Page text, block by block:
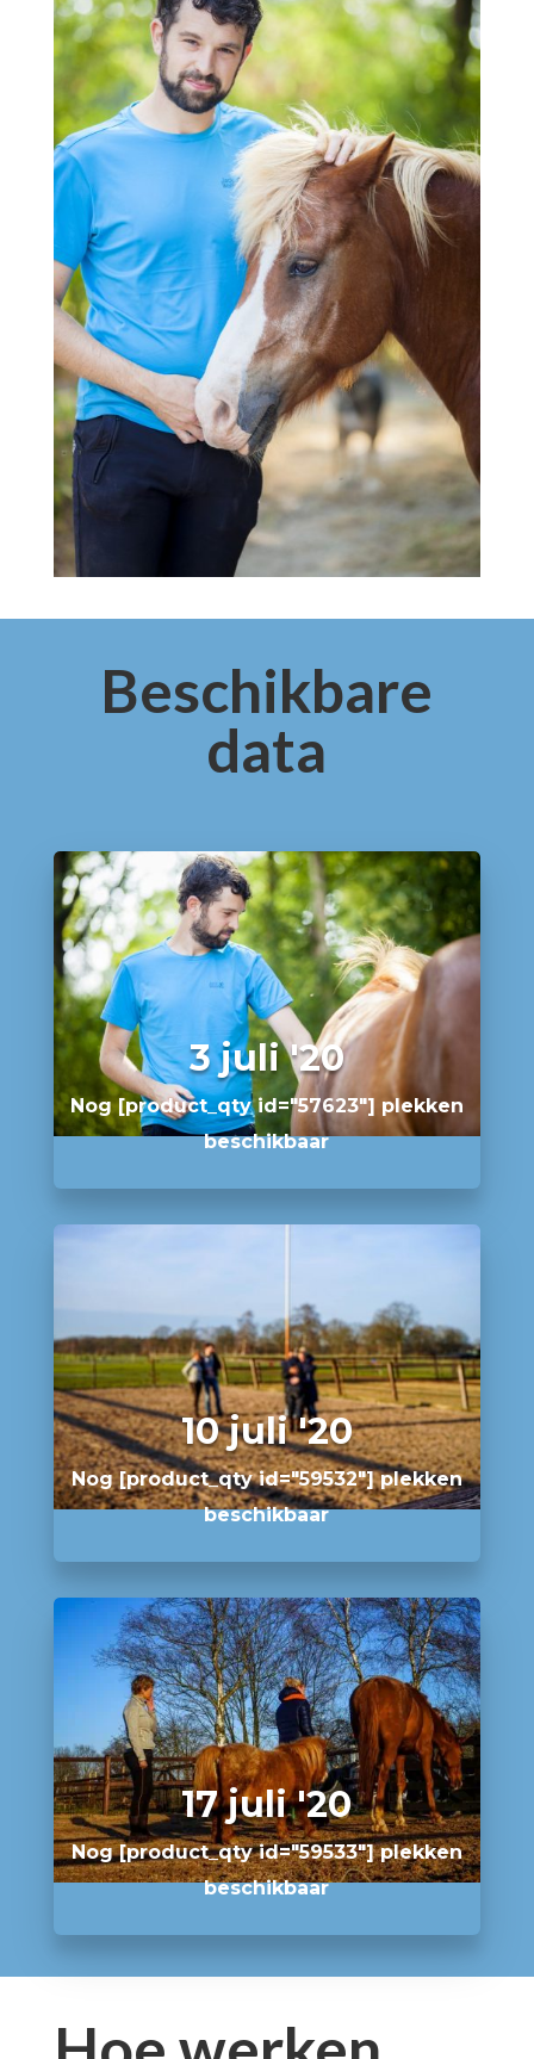
Beschikbare
data
3 juli '20
Nog [product_qty id="57623"] plekken
beschikbaar
10 juli '20
Nog [product_qty id="59532"] plekken
beschikbaar
17 juli '20
Nog [product_qty id="59533"] plekken
beschikbaar